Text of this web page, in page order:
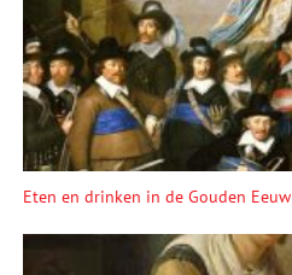
Eten en drinken in de Gouden Eeuw